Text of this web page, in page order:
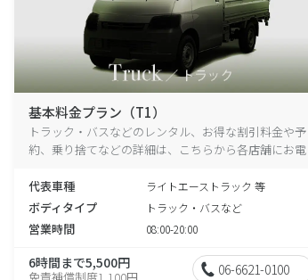
基本料金プラン（T1）
トラック・バスなどのレンタル、お得な割引料金や予
約、乗り捨てなどの詳細は、こちらから各店舗にお電
代表車種
ライトエーストラック 等
ボディタイプ トラック・バスなど
営業時間 08:00-20:00
6時間まで5,500円
免責補償制度1,100円 06-6621-0100